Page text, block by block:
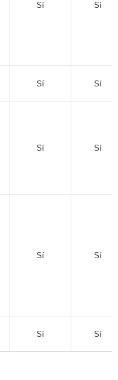
Sí Sí
Sí Sí
Sí Sí
Sí Sí
Sí Sí